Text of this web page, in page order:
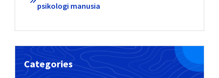
psikologi manusia
Categories